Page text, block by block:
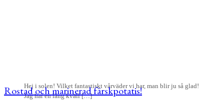
Hej i solen! Vilket fantastiskt vårväder vi har, man blir ju så glad!
Jag har en lång kväll […]
Rostad och marinerad färskpotatis!